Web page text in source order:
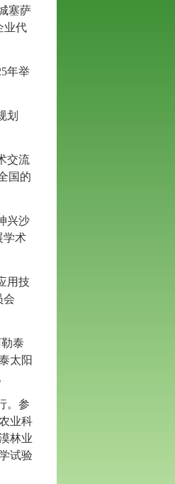
塞萨
业代
年举
划
交流
国的
兴沙
学术
用技
会
泰
太阳
。参
业科
林业
试验